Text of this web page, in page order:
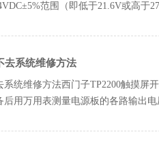
范围（即低于21.6V或高于
去系统维修方法
统维修方法西门子TP2200触摸屏
后用万用表测量电源板的各路输出